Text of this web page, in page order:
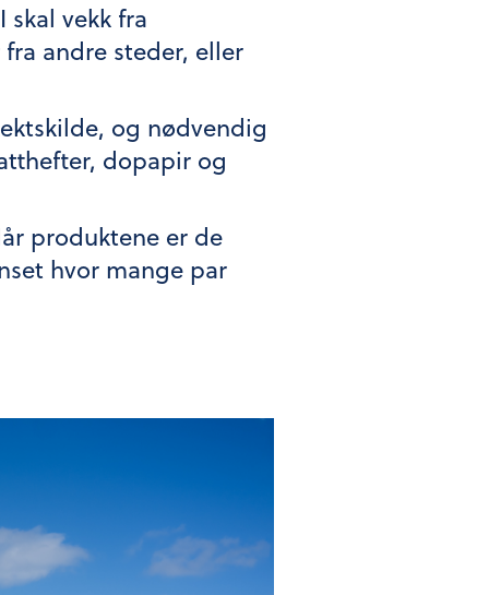
vekk fra
andre steder, eller
og nødvendig
dopapir og
produktene er de
hvor mange par